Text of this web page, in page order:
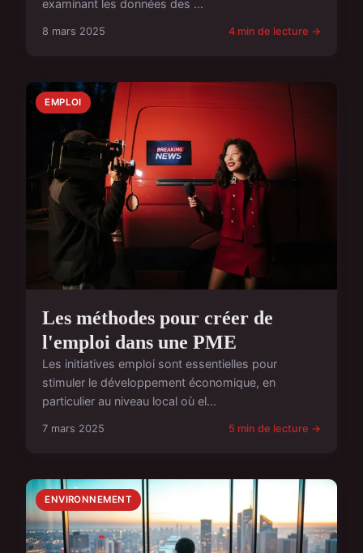
examinant les données des ...
8 mars 2025 4 min de lecture →
EMPLOI
Les méthodes pour créer de
l'emploi dans une PME
Les initiatives emploi sont essentielles pour
stimuler le développement économique, en
particulier au niveau local où el...
7 mars 2025 5 min de lecture →
ENVIRONNEMENT